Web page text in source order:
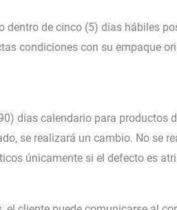
dentro de cinco (5) días hábiles
condiciones con su empaque
días calendario para productos
se realizará un cambio. No se
únicamente si el defecto es